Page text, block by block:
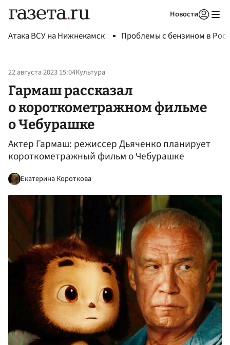
Новости
Атака ВСУ на Нижнекамск Проблемы с бензином в
22 августа 2023 15:04Культура
Гармаш рассказал
о короткометражном фильме
о Чебурашке
Актер Гармаш: режиссер Дьяченко планирует
короткометражный фильм о Чебурашке
Екатерина Короткова